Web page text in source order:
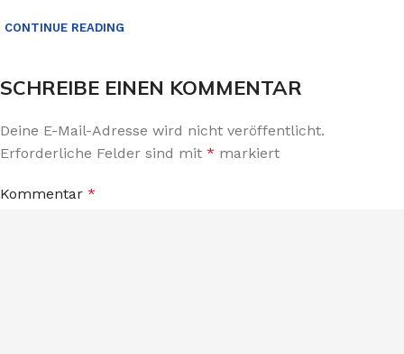
CONTINUE READING
SCHREIBE EINEN KOMMENTAR
Deine E-Mail-Adresse wird nicht veröffentlicht.
Erforderliche Felder sind mit * markiert
Kommentar *